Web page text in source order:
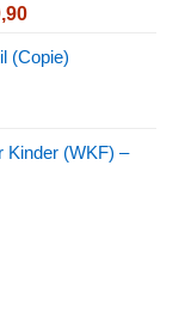
Preisspanne:
bis
(Copie)
Kinder (WKF) –